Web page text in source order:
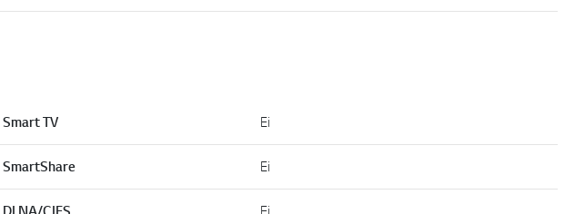
Smart TV Ei
SmartShare Ei